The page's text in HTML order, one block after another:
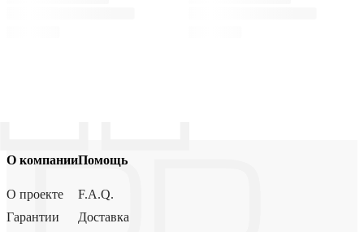
О компании
О проекте
Гарантии
Помощь
F.A.Q.
Доставка